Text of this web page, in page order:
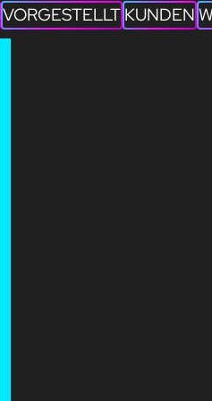
VORGESTELLT KUNDEN